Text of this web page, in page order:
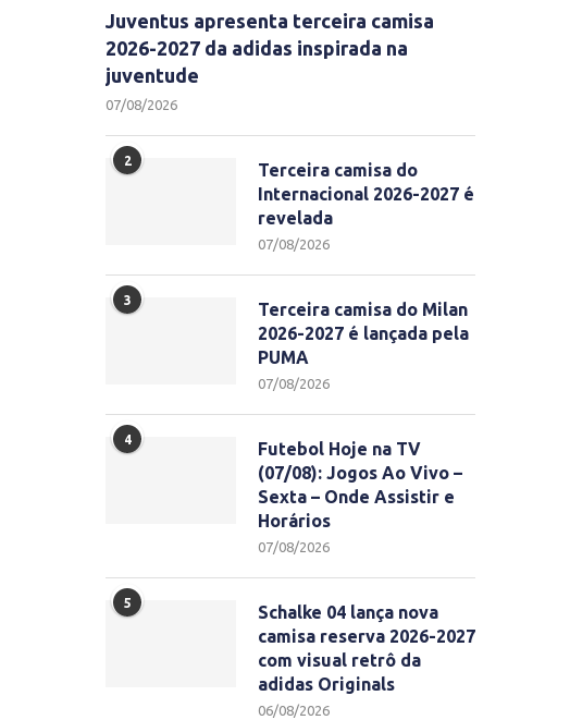
Juventus apresenta terceira camisa
2026-2027 da adidas inspirada na
juventude
07/08/2026
2
Terceira camisa do
Internacional 2026-2027 é
revelada
07/08/2026
3
Terceira camisa do Milan
2026-2027 é lançada pela
PUMA
07/08/2026
4
Futebol Hoje na TV
(07/08): Jogos Ao Vivo –
Sexta – Onde Assistir e
Horários
07/08/2026
5
Schalke 04 lança nova
camisa reserva 2026-2027
com visual retrô da
adidas Originals
06/08/2026